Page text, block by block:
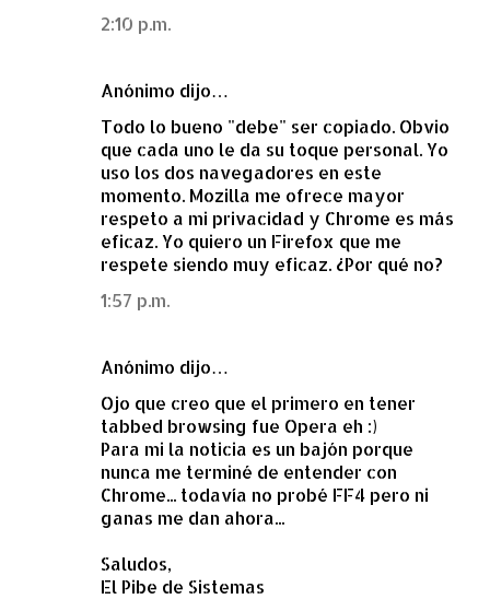
2:10 p.m.
Anónimo dijo…
Todo lo bueno "debe" ser copiado. Obvio
que cada uno le da su toque personal. Yo
uso los dos navegadores en este
momento. Mozilla me ofrece mayor
respeto a mi privacidad y Chrome es más
eficaz. Yo quiero un Firefox que me
respete siendo muy eficaz. ¿Por qué no?
1:57 p.m.
Anónimo dijo…
Ojo que creo que el primero en tener
tabbed browsing fue Opera eh :)
Para mi la noticia es un bajón porque
nunca me terminé de entender con
Chrome... todavía no probé FF4 pero ni
ganas me dan ahora...
Saludos,
El Pibe de Sistemas